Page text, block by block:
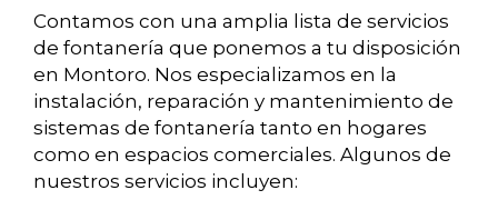
Contamos con una amplia lista de servicios
de fontanería que ponemos a tu disposición
en Montoro. Nos especializamos en la
instalación, reparación y mantenimiento de
sistemas de fontanería tanto en hogares
como en espacios comerciales. Algunos de
nuestros servicios incluyen: